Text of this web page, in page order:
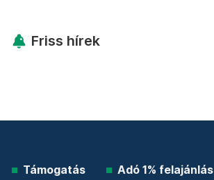
Friss hírek
Támogatás Adó 1% felajánlás